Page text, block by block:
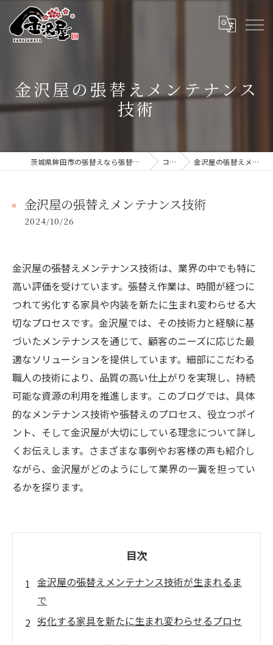
金沢屋の張替えメンテナンス
技術
茨城県鉾田市の張替えなら張替本舗 金沢屋 大洗・鹿嶋店 コラム 金沢屋の張替えメンテナンス技術
金沢屋の張替えメンテナンス技術
2024/10/26
金沢屋の張替えメンテナンス技術は、業界の中でも特に
高い評価を受けています。張替え作業は、時間が経つに
つれて劣化する家具や内装を新たに生まれ変わらせる大
切なプロセスです。金沢屋では、その技術力と経験に基
づいたメンテナンスを通じて、顧客のニーズに応じた最
適なソリューションを提供しています。細部にこだわる
職人の技術により、品質の高い仕上がりを実現し、持続
可能な資源の利用を推進します。このブログでは、具体
的なメンテナンス技術や張替えのプロセス、役立つポイ
ント、そして金沢屋が大切にしている理念について詳し
くお伝えします。さまざまな事例やお客様の声も紹介し
ながら、金沢屋がどのようにして業界の一翼を担ってい
るかを探ります。
目次
金沢屋の張替えメンテナンス技術が生まれるま
で
劣化する家具を新たに生まれ変わらせるプロセ